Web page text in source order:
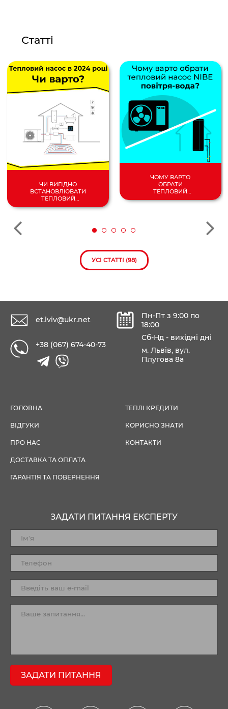
Статті
ЧИ ВИГІДНО
ВСТАНОВЛЮВАТИ
ТЕПЛОВИЙ
НАСОС У 2024
ЧОМУ ВАРТО
ОБРАТИ
ТЕПЛОВИЙ
УСІ СТАТТІ (98)
et.lviv@ukr.net
+38 (067) 674-40-73
Пн-Пт з 9:00 по
18:00
Сб-Нд - вихідні дні
м. Львів, вул.
Плугова 8а
ГОЛОВНА
ВІДГУКИ
ПРО НАС
ДОСТАВКА ТА ОПЛАТА
ГАРАНТІЯ ТА ПОВЕРНЕННЯ
ТЕПЛІ КРЕДИТИ
КОРИСНО ЗНАТИ
КОНТАКТИ
ЗАДАТИ ПИТАННЯ ЕКСПЕРТУ
ЗАДАТИ ПИТАННЯ